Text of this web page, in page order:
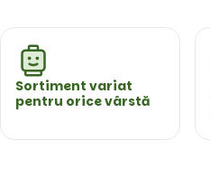
Sortiment variat
pentru orice vârstă